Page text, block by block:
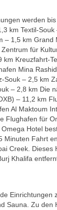
werden
km Textil-
– 1,5 km Grand
für
km Kreuzfahrt-
Mina
Souk – 2,5 km
– 2,8 km Die
– 11,2 km
Al Maktoum
Flughafen für
Hotel
Minuten Fahrt
Creek. Dieses
Khalifa
Einrichtungen
Sauna. Zu den